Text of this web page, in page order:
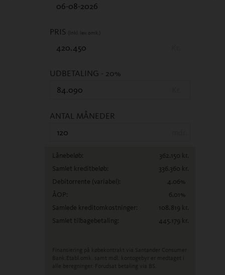
PRIS (Inkl. lev. omk.)
UDBETALING - 20%
ANTAL MÅNEDER
Lånebeløb: 362.150 kr.
Samlet kreditbeløb:
336.360 kr.
Debitorrente (variabel): 4.06%
ÅOP:
6.01 %
Samlede kreditomkostninger:
108.819 kr.
Samlet tilbagebetaling:
445.179 kr.
Finansiering på købekontrakt via Santander Consumer
Bank.
Etabl.omk. samt mdl. kontogebyr er medtaget i
alle beregninger. Forudsat betaling via BS.